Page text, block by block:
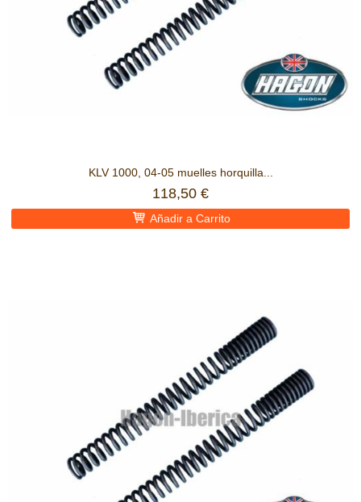
KLV 1000, 04-05 muelles horquilla...
118,50 €
Añadir a Carrito